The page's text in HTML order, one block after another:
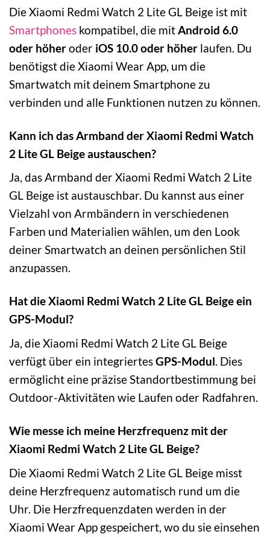
Die Xiaomi Redmi Watch 2 Lite GL Beige ist mit
Smartphones kompatibel, die mitAndroid 6.0
oder höheroder iOS 10.0 oder höher laufen. Du
benötigst die Xiaomi Wear App, um die
Smartwatch mit deinem Smartphone zu
verbinden und alle Funktionen nutzen zu können.
Kann ich das Armband der Xiaomi Redmi Watch
2 Lite GL Beige austauschen?
Ja, das Armband der Xiaomi Redmi Watch 2 Lite
GL Beige ist austauschbar. Du kannst aus einer
Vielzahl von Armbändern in verschiedenen
Farben und Materialien wählen, um den Look
deiner Smartwatch an deinen persönlichen Stil
anzupassen.
Hat die Xiaomi Redmi Watch 2 Lite GL Beige ein
GPS-Modul?
Ja, die Xiaomi Redmi Watch 2 Lite GL Beige
verfügt über ein integriertesGPS-Modul. Dies
ermöglicht eine präzise Standortbestimmung bei
Outdoor-Aktivitäten wie Laufen oder Radfahren.
Wie messe ich meine Herzfrequenz mit der
Xiaomi Redmi Watch 2 Lite GL Beige?
Die Xiaomi Redmi Watch 2 Lite GL Beige misst
deine Herzfrequenz automatisch rund um die
Uhr. Die Herzfrequenzdaten werden in der
Xiaomi Wear App gespeichert, wo du sie einsehen